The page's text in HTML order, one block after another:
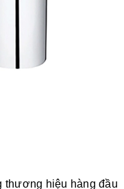
thương hiệu hàng đầu